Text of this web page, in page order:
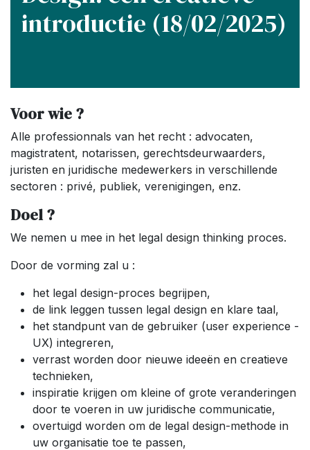
introductie (18/02/2025)
Voor wie ?
Alle professionnals van het recht : advocaten,
magistratent, notarissen, gerechtsdeurwaarders,
juristen en juridische medewerkers in verschillende
sectoren : privé, publiek, verenigingen, enz.
Doel ?
We nemen u mee in het legal design thinking proces.
Door de vorming zal u :
het legal design-proces begrijpen,
de link leggen tussen legal design en klare taal,
het standpunt van de gebruiker (user experience -
UX) integreren,
verrast worden door nieuwe ideeën en creatieve
technieken,
inspiratie krijgen om kleine of grote veranderingen
door te voeren in uw juridische communicatie,
overtuigd worden om de legal design-methode in
uw organisatie toe te passen,